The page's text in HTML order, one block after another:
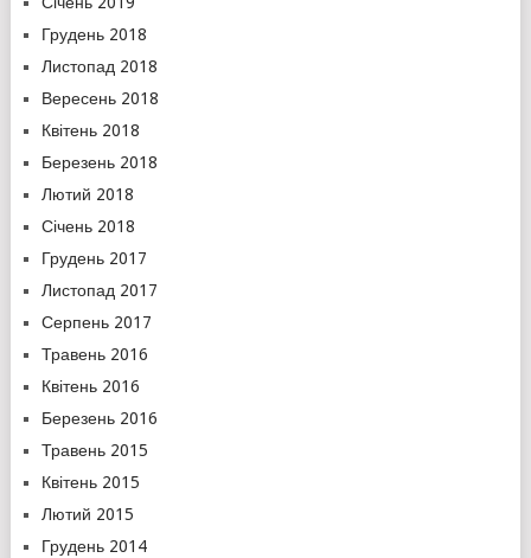
Грудень 2018
Листопад 2018
Вересень 2018
Квітень 2018
Березень 2018
Лютий 2018
Січень 2018
Грудень 2017
Листопад 2017
Серпень 2017
Травень 2016
Квітень 2016
Березень 2016
Травень 2015
Квітень 2015
Лютий 2015
Грудень 2014